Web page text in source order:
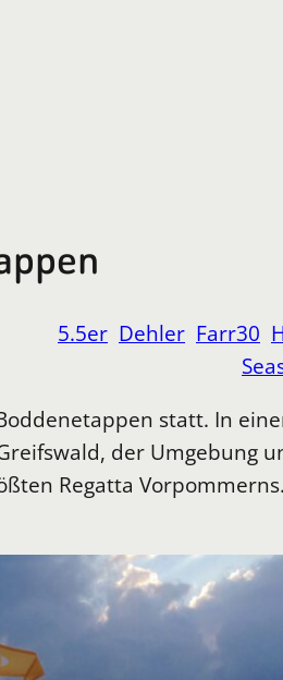
5.5er Dehler Farr30
statt. In
der Umgebung
Regatta